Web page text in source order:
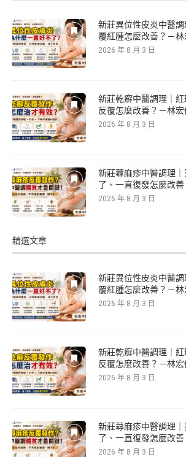
新莊異位性皮炎中醫
覆紅腫怎麼改善？－
2026 年 8 月 3 日
新莊乾癬中醫調理｜
反覆怎麼改善？－林
2026 年 8 月 3 日
新莊蕁麻疹中醫調理
了、一直復發怎麼改
2026 年 8 月 3 日
精選文章
新莊異位性皮炎中醫
覆紅腫怎麼改善？－
2026 年 8 月 3 日
新莊乾癬中醫調理｜
反覆怎麼改善？－林
2026 年 8 月 3 日
新莊蕁麻疹中醫調理
了、一直復發怎麼改
2026 年 8 月 3 日